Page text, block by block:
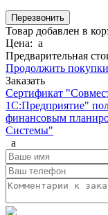
Товар добавлен в
Цена: a
Предварительная
Продолжить покупки
Заказать
Сертификат
1С:Предприятие"
финансовым
Системы"
a